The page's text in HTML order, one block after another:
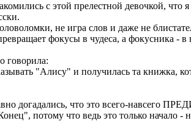
с этой прелестной девочкой, что
не игра слов и даже не
фокусы в чудеса, а фокусника
говорила:
"Алису" и получилась та книжка,
догадались, что это всего-навсего
потому что ведь это только начало